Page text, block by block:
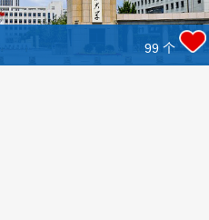
99 个